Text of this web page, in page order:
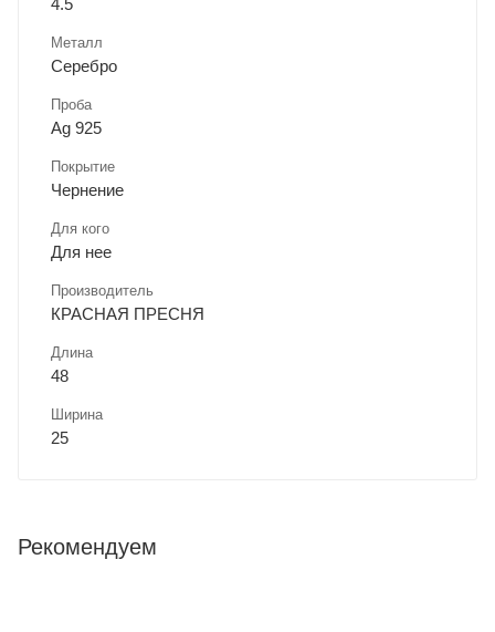
4.5
Металл
Серебро
Проба
Ag 925
Покрытие
Чернение
Для кого
Для нее
Производитель
КРАСНАЯ ПРЕСНЯ
Длина
48
Ширина
25
Рекомендуем